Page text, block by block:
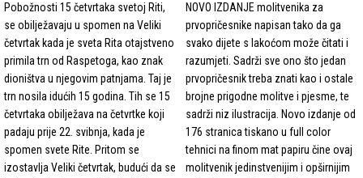
Pobožnosti 15 četvrtaka svetoj Riti,
se obilježavaju u spomen na Veliki
četvrtak kada je sveta Rita otajstveno
primila trn od Raspetoga, kao znak
dioništva u njegovim patnjama. Taj je
trn nosila idućih 15 godina. Tih se 15
četvrtaka obilježava na četvrtke koji
padaju prije 22. svibnja, kada je
spomen svete Rite. Pritom se
izostavlja Veliki četvrtak, budući da se
NOVO IZDANJE molitvenika za
prvopričesnike napisan tako da ga
svako dijete s lakoćom može čitati i
razumjeti. Sadrži sve ono što jedan
prvopričesnik treba znati kao i ostale
brojne prigodne molitve i pjesme, te
sadrži niz ilustracija. Novo izdanje od
176 stranica tiskano u full color
tehnici na finom mat papiru čine ovaj
molitvenik jedinstvenijim i opširnijim